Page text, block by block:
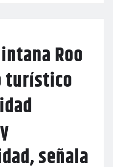
Roo
turístico
señala